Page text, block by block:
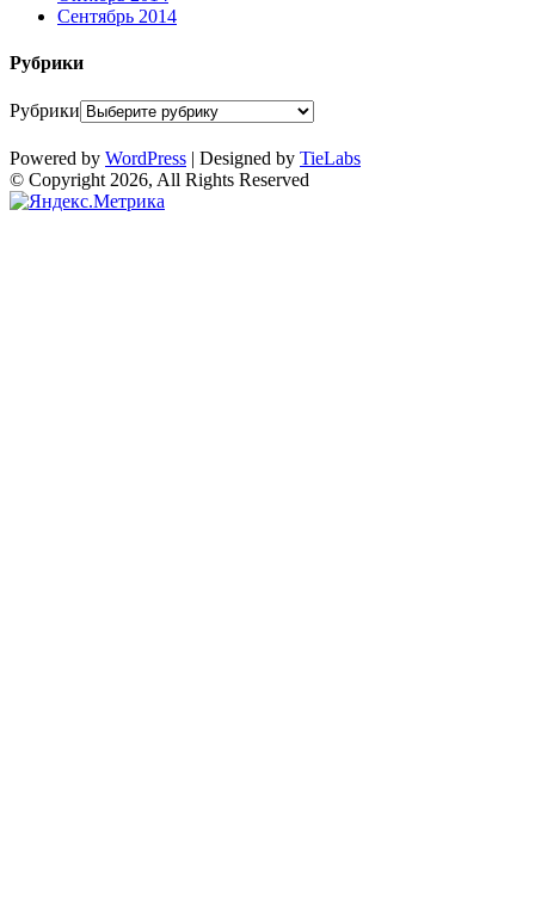
Сентябрь 2014
Рубрики
Рубрики
Powered by WordPress | Designed by TieLabs
© Copyright 2026, All Rights Reserved